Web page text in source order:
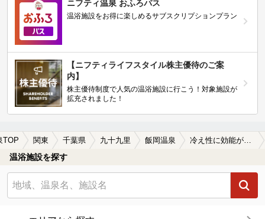
ニフティ温泉 おふろパス
温浴施設をお得に楽しめるサブスクリプションプラン
【ニフティライフスタイル株主優待のご案
内】
株主優待制度で人気の温浴施設に行こう！対象施設が
拡充されました！
TOP 関東 千葉県 九十九里 飯岡温泉 冷え性に効能がある飯岡温泉の温泉、日帰り温泉、スーパー銭湯おすすめ
温浴施設を探す